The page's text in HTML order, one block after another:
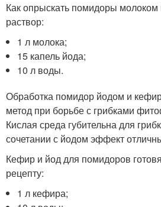
Как опрыскать помидоры молоком
раствор:
1 л молока;
15 капель йода;
10 л воды.
Обработка помидор йодом и
метод при борьбе с грибками
Кислая среда губительна для
сочетании с йодом эффект
Кефир и йод для помидоров
рецепту:
1 л кефира;